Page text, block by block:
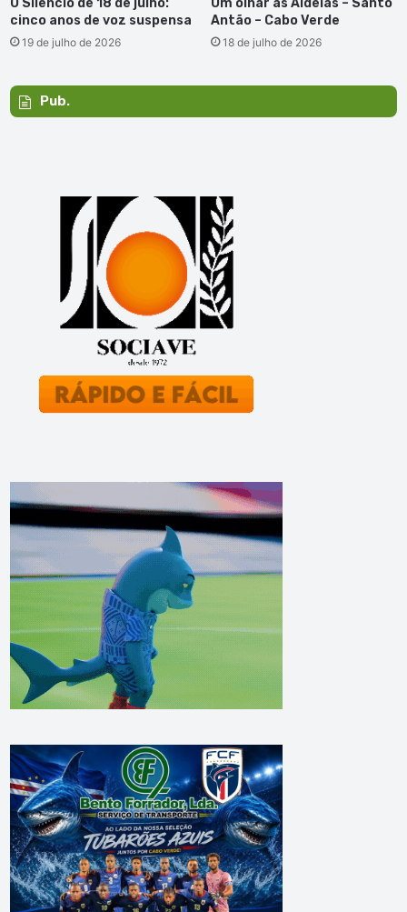
cinco anos de voz suspensa
19 de julho de 2026
Antão – Cabo Verde
18 de julho de 2026
Pub.